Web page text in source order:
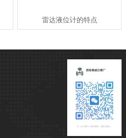
雷达液位计的特点